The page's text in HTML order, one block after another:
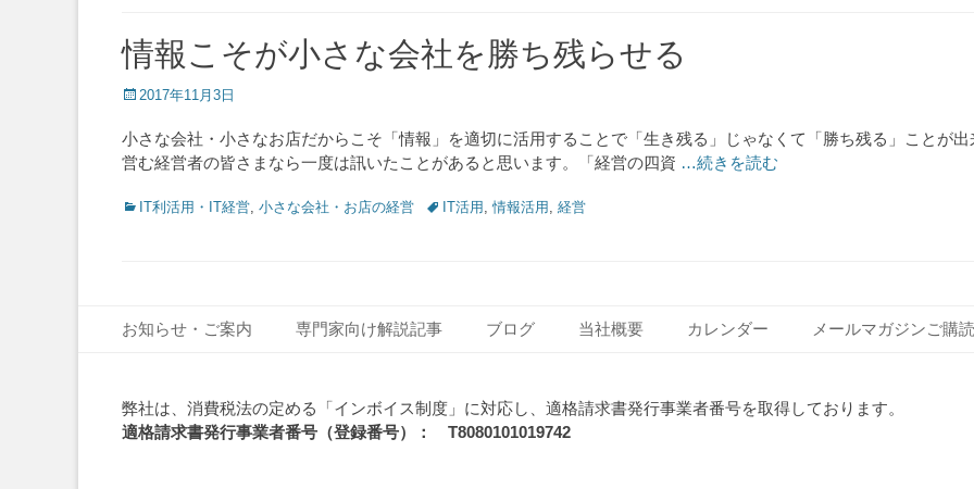
情報こそが小さな会社を勝ち残らせる
Posted
2017年11月3日
小さな会社・小さなお店だからこそ「情報」を適切に活用することで「生き残る」じゃなくて「勝ち残る」ことが
営む経営者の皆さまなら一度は訊いたことがあると思います。「経営の四資 …続きを読む
Categories
IT利活用・IT経営, 小さな会社・お店の経営 TagsIT活用 ,情報活用 , 経営
Footer Menu
お知らせ・ご案内 専門家向け解説記事 ブログ 当社概要 カレンダー メールマガジンご購
弊社は、消費税法の定める「インボイス制度」に対応し、適格請求書発行事業者番号を取得しております。
適格請求書発行事業者番号（登録番号）： T8080101019742